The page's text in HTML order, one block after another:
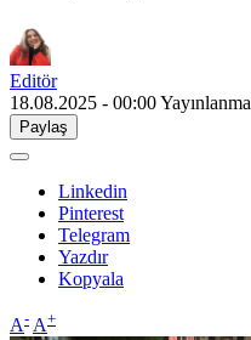
Editör
18.08.2025 - 00:00Yayınlanma
Paylaş
Linkedin
Pinterest
Telegram
Yazdır
Kopyala
A- A+